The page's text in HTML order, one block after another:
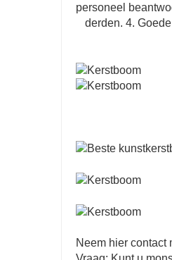
personeel
derden. 4.
Neem hier contact